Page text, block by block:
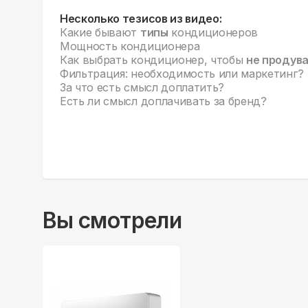
Несколько тезисов из видео:
Какие бывают типы кондиционеров
Мощность кондиционера
Как выбрать кондиционер, чтобы не
Фильтрация: необходимость или маркетинг?
За что есть смысл доплатить?
Есть ли смысл доплачивать за бренд?
Вы смотрели